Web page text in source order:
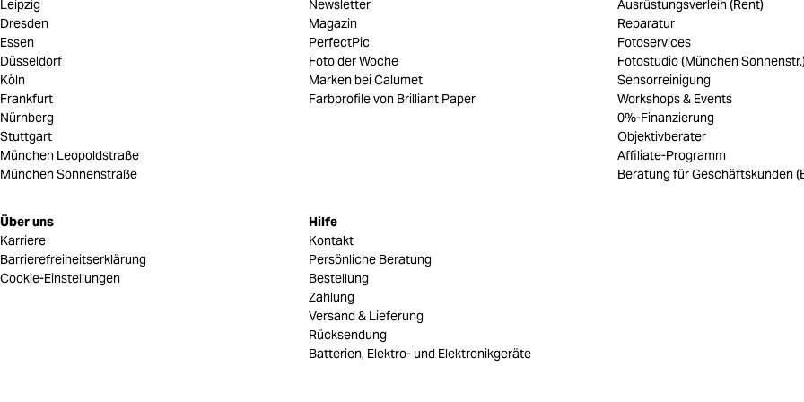
Leipzig
Dresden
Essen
Düsseldorf
Köln
Frankfurt
Nürnberg
Stuttgart
München Leopoldstraße
München Sonnenstraße
Über uns
Karriere
Barrierefreiheitserklärung
Cookie-Einstellungen
Newsletter
Magazin
PerfectPic
Foto der Woche
Marken bei Calumet
Farbprofile von Brilliant Paper
Hilfe
Kontakt
Persönliche Beratung
Bestellung
Zahlung
Versand & Lieferung
Rücksendung
Batterien, Elektro- und Elektronikgeräte
Ausrüstungsverleih (Rent)
Reparatur
Fotoservices
Fotostudio (München
Sensorreinigung
Workshops & Events
0%-Finanzierung
Objektivberater
Affiliate-Programm
Beratung für Geschäftskunden